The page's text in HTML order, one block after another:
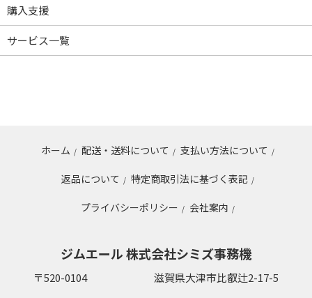
購入支援
サービス一覧
ホーム / 配送・送料について / 支払い方法について /
返品について / 特定商取引法に基づく表記 /
プライバシーポリシー / 会社案内 /
ジムエール 株式会社シミズ事務機
〒520-0104
滋賀県大津市比叡辻2-17-5